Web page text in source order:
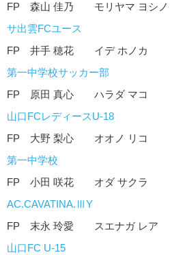
FP 森山 佳乃 モリヤマ ヨシ
サ出雲FCユース
FP 井手 穂花 イデ ホノカ
第一中学校サッカー部
FP 原田 真心 ハラダ マコ
山口FCレディースU-18
FP 大野 梨心 オオノ リコ
第一中学校
FP 小田 咲花 オダ サクラ
AC.CAVATINA.ⅢY
FP 末永 玲愛 スエナガ レア
山口FC U-15